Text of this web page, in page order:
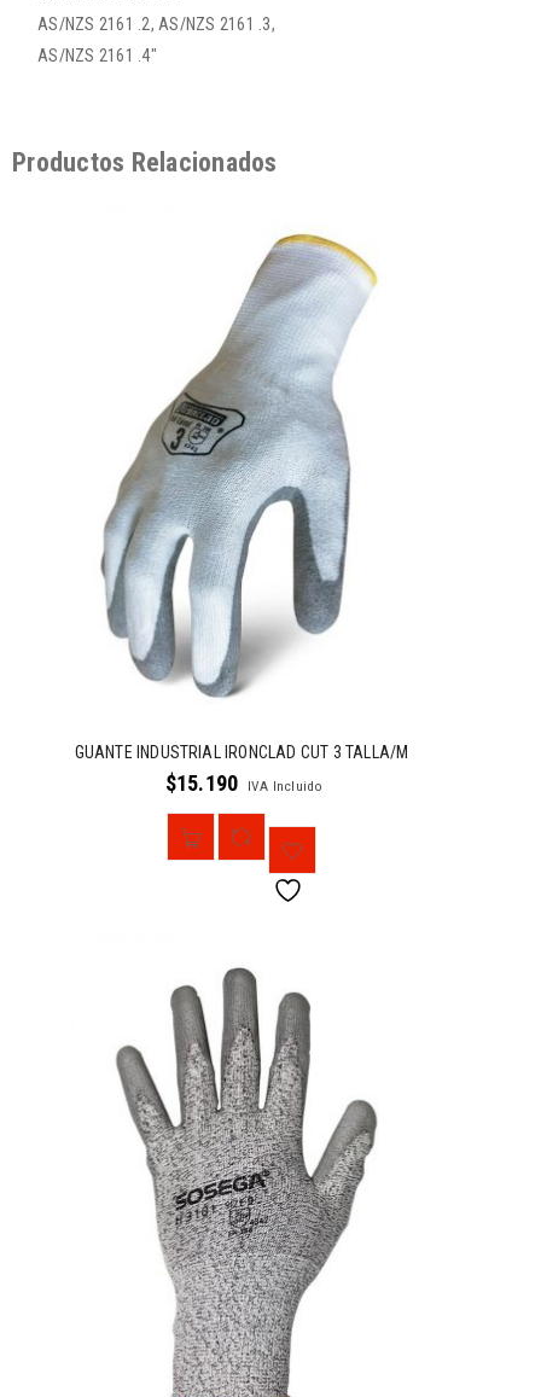
AS/NZS 2161 .2, AS/NZS 2161 .3,
AS/NZS 2161 .4″
Productos Relacionados
GUANTE INDUSTRIAL IRONCLAD CUT 3 TALLA/M
$15.190 IVA Incluido